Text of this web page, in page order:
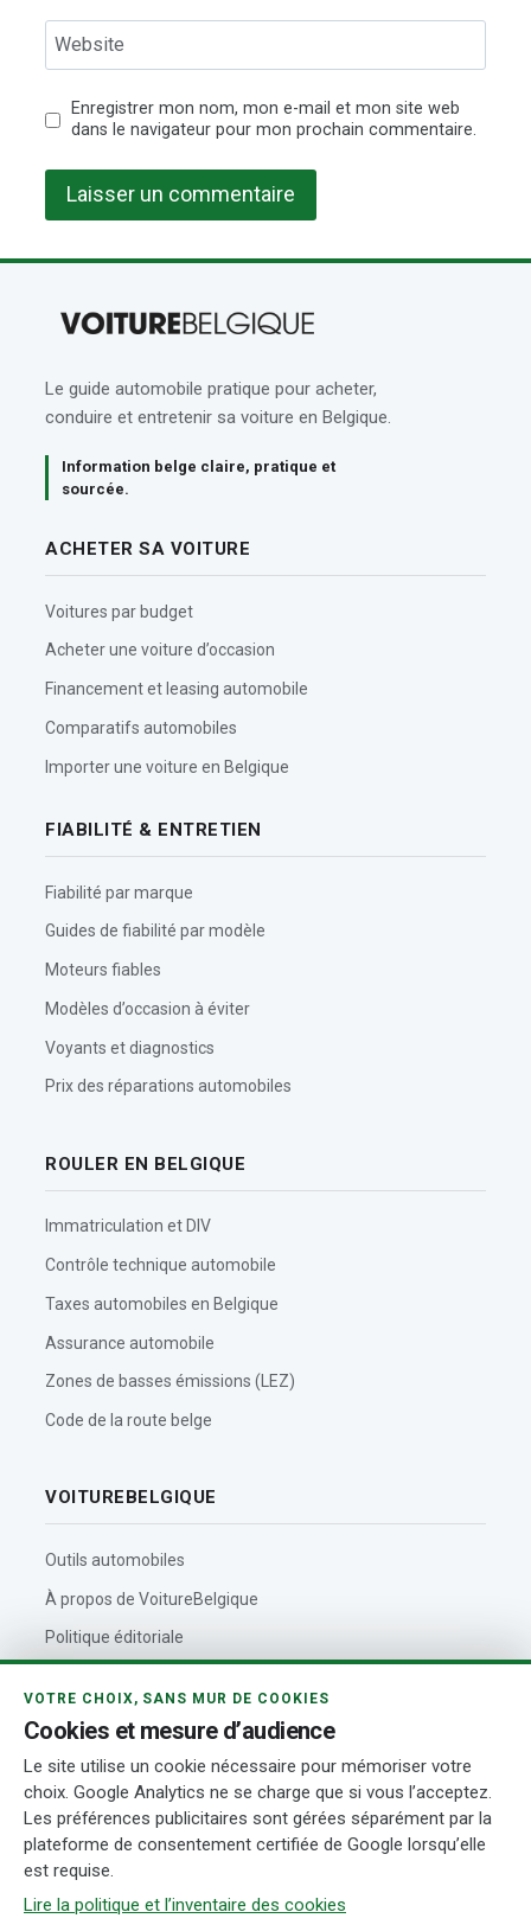
Website
Enregistrer mon nom, mon e-mail et mon site web
dans le navigateur pour mon prochain commentaire.
Le guide automobile pratique pour acheter,
conduire et entretenir sa voiture en Belgique.
Information belge claire, pratique et
sourcée.
ACHETER SA VOITURE
Voitures par budget
Acheter une voiture d’occasion
Financement et leasing automobile
Comparatifs automobiles
Importer une voiture en Belgique
FIABILITÉ & ENTRETIEN
Fiabilité par marque
Guides de fiabilité par modèle
Moteurs fiables
Modèles d’occasion à éviter
Voyants et diagnostics
Prix des réparations automobiles
ROULER EN BELGIQUE
Immatriculation et DIV
Contrôle technique automobile
Taxes automobiles en Belgique
Assurance automobile
Zones de basses émissions (LEZ)
Code de la route belge
VOITUREBELGIQUE
Outils automobiles
À propos de VoitureBelgique
Politique éditoriale
Transparence
© 2026 VoitureBelgique.com
CookiesConditions d’utilisation Transparence
VOTRE CHOIX, SANS MUR DE COOKIES
Cookies et mesure d’audience
Le site utilise un cookie nécessaire pour mémoriser votre
choix. Google Analytics ne se charge que si vous l’acceptez.
Les préférences publicitaires sont gérées séparément par la
plateforme de consentement certifiée de Google lorsqu’elle
est requise.
Lire la politique et l’inventaire des cookies